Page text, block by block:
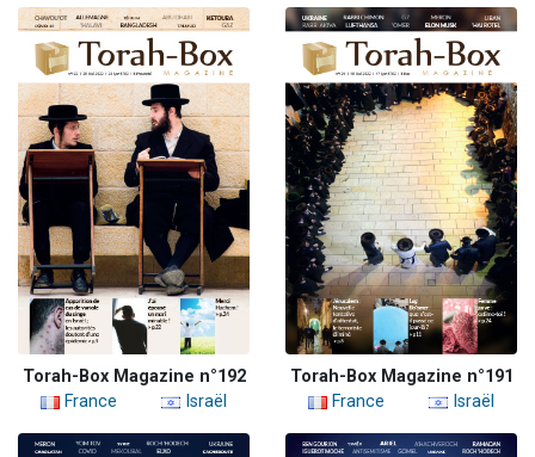
Torah-Box Magazine n°192
France
Israël
Torah-Box Magazine n°191
France
Israël